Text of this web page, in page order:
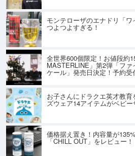
モンテローザのエナドリ「
つよつよすぎる！
全世界600個限定！お値段約
MASTERLINE」第2弾「フ
ケール」発売日決定！予約受
お子さんにドラクエ英才教
ズウェア14アイテムがベビ
価格据え置き！内容量が
「CHILL OUT」をレビュー！